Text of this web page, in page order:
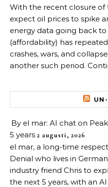
With the recent closure
expect oil prices to spike
energy data going back
(affordability) has
crashes, wars, and
another such period.
By el mar: AI chat on
5 years 2 augusti, 2026
el mar, a long-time
Denial who lives in
industry friend Chris to
the next 5 years, with an